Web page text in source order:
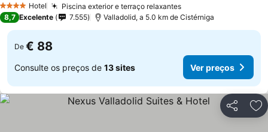
4 EstrelasHotel Piscina exterior e terraço relaxantesVer preços
8,7 Excelente 7.555 Valladolid, a 5.0 km de Cistérniga
De € 88
Consulte os preços de 13 sites Ver preços
Partilhar